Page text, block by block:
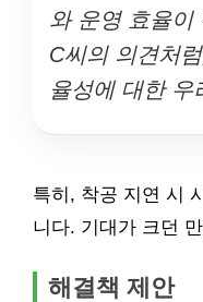
와 운영 효율이
C씨의 의견처
율성에 대한 우
특히, 착공 지연 시
니다. 기대가 크던
해결책 제안